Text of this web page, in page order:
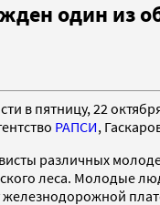
один из
в пятницу, 22
РАПСИ,
различных
леса. Молодые